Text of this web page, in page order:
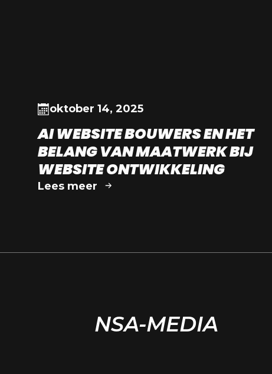
oktober 14, 2025
AI WEBSITE BOUWERS EN HET
BELANG VAN MAATWERK BIJ
WEBSITE ONTWIKKELING
Lees meer
NSA-MEDIA